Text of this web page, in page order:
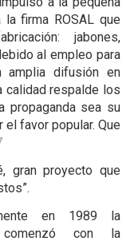
firma ROSAL que
jabones,
al empleo para
amplia difusión en
calidad respalde los
propaganda sea su
el favor popular. Que
gran proyecto que
en 1989 la
comenzó con la